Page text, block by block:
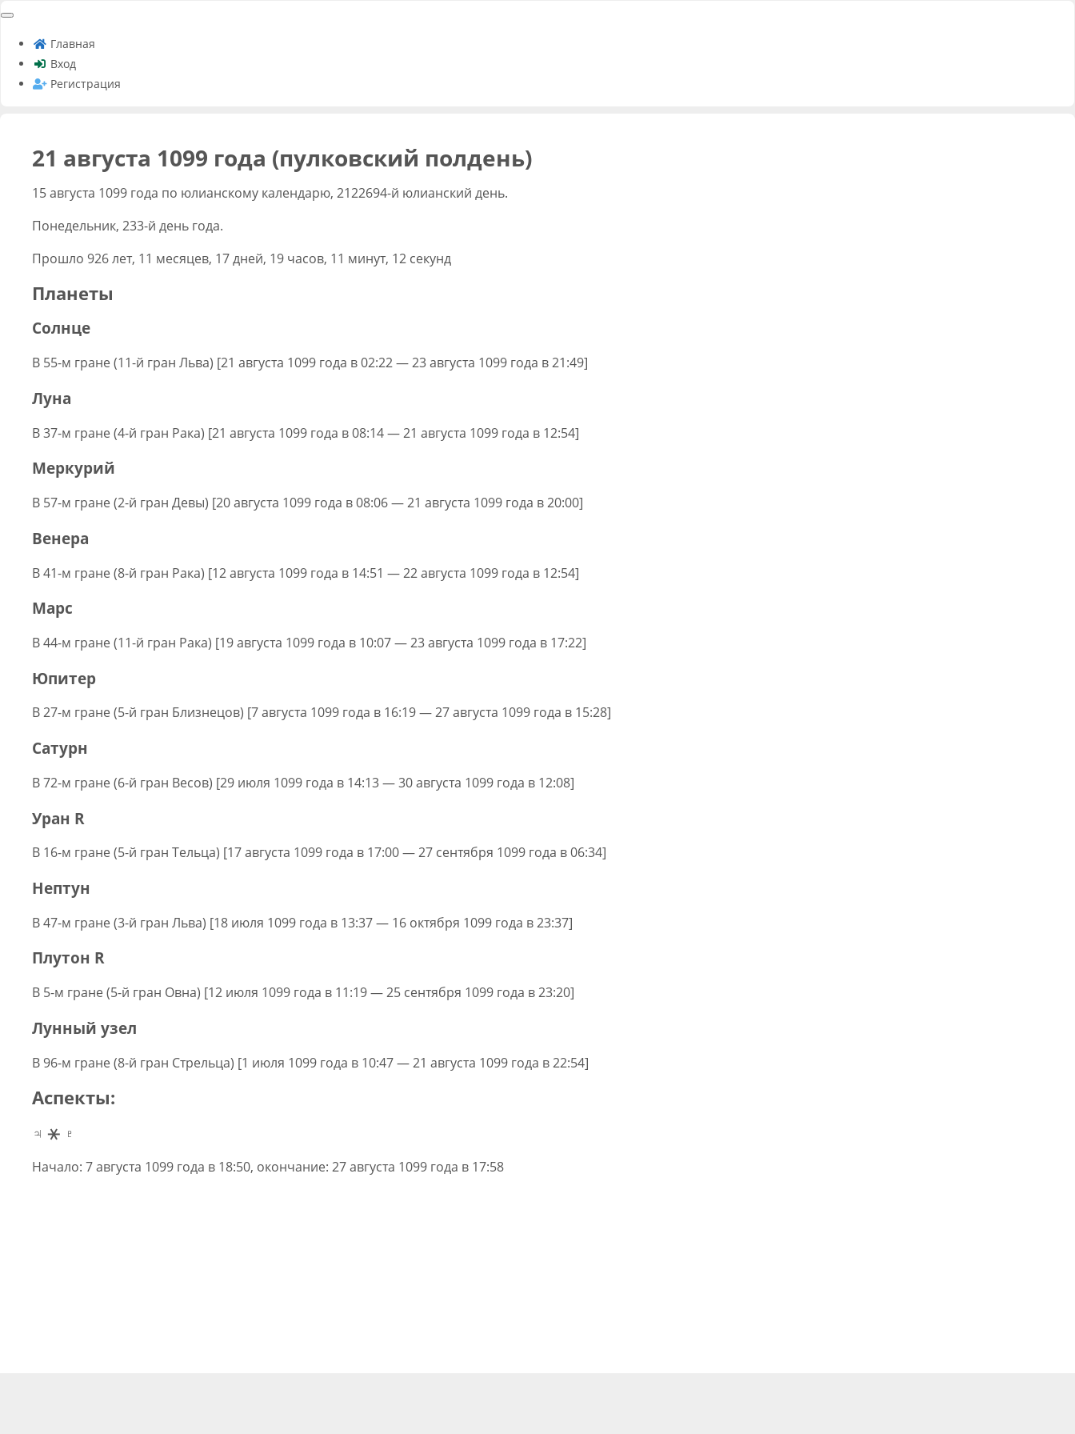
Главная
Вход
Регистрация
21 августа 1099 года (пулковский полдень)
15 августа 1099 года по юлианскому календарю, 2122694-й юлианский день.
Понедельник, 233-й день года.
Прошло 926 лет, 11 месяцев, 17 дней, 19 часов, 11 минут, 12 секунд
Планеты
Солнце
В 55-м гране (11-й гран Льва) [21 августа 1099 года в 02:22 — 23 августа 1099 года в 21:49]
Луна
В 37-м гране (4-й гран Рака) [21 августа 1099 года в 08:14 — 21 августа 1099 года в 12:54]
Меркурий
В 57-м гране (2-й гран Девы) [20 августа 1099 года в 08:06 — 21 августа 1099 года в 20:00]
Венера
В 41-м гране (8-й гран Рака) [12 августа 1099 года в 14:51 — 22 августа 1099 года в 12:54]
Марс
В 44-м гране (11-й гран Рака) [19 августа 1099 года в 10:07 — 23 августа 1099 года в 17:22]
Юпитер
В 27-м гране (5-й гран Близнецов) [7 августа 1099 года в 16:19 — 27 августа 1099 года в 15:28]
Сатурн
В 72-м гране (6-й гран Весов) [29 июля 1099 года в 14:13 — 30 августа 1099 года в 12:08]
Уран R
В 16-м гране (5-й гран Тельца) [17 августа 1099 года в 17:00 — 27 сентября 1099 года в 06:34]
Нептун
В 47-м гране (3-й гран Льва) [18 июля 1099 года в 13:37 — 16 октября 1099 года в 23:37]
Плутон R
В 5-м гране (5-й гран Овна) [12 июля 1099 года в 11:19 — 25 сентября 1099 года в 23:20]
Лунный узел
В 96-м гране (8-й гран Стрельца) [1 июля 1099 года в 10:47 — 21 августа 1099 года в 22:54]
Аспекты:
♃ ⚹ ♇
Начало: 7 августа 1099 года в 18:50, окончание: 27 августа 1099 года в 17:58